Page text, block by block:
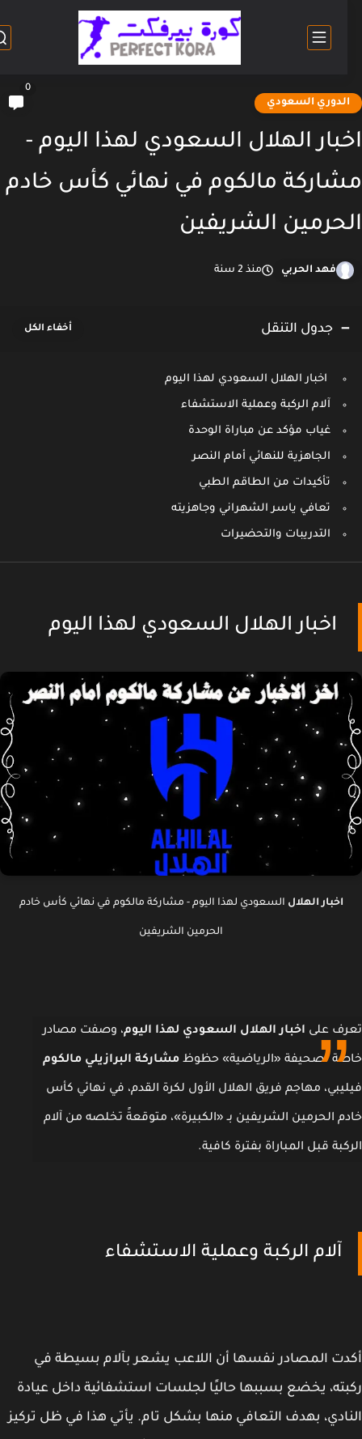
السعودي
الهلال السعودي لهذا اليوم -
مالكوم في نهائي كأس خادم
الشريفين
فهد الحربي منذ 2 سنة
جدول التنقل
اخبار الهلال السعودي لهذا اليوم
آلام الركبة وعملية الاستشفاء
غياب مؤكد عن مباراة الوحدة
الجاهزية للنهائي أمام النصر
تأكيدات من الطاقم الطبي
تعافي ياسر الشهراني وجاهزيته
التدريبات والتحضيرات
اخبار الهلال السعودي لهذا اليوم
اخبار الهلالالسعودي لهذا اليوم - مشاركة مالكوم في نهائي كأس خادم
الحرمين الشريفين
علىاخبار الهلال السعودي لهذا اليوم، وصفت مصادر
لصحيفة «الرياضية» حظوظمشاركة البرازيلي مالكوم
مهاجم فريق الهلال الأول لكرة القدم، في نهائي كأس
الحرمين الشريفين بـ «الكبيرة»، متوقعةً تخلصه من آلام
قبل المباراة بفترة كافية.
آلام الركبة وعملية الاستشفاء
المصادر نفسها أن اللاعب يشعر بآلام بسيطة في
يخضع بسببها حاليًا لجلسات استشفائية داخل عيادة
بهدف التعافي منها بشكل تام. يأتي هذا في ظل تركيز